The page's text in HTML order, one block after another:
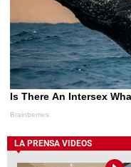
LA PRENSA VIDEOS